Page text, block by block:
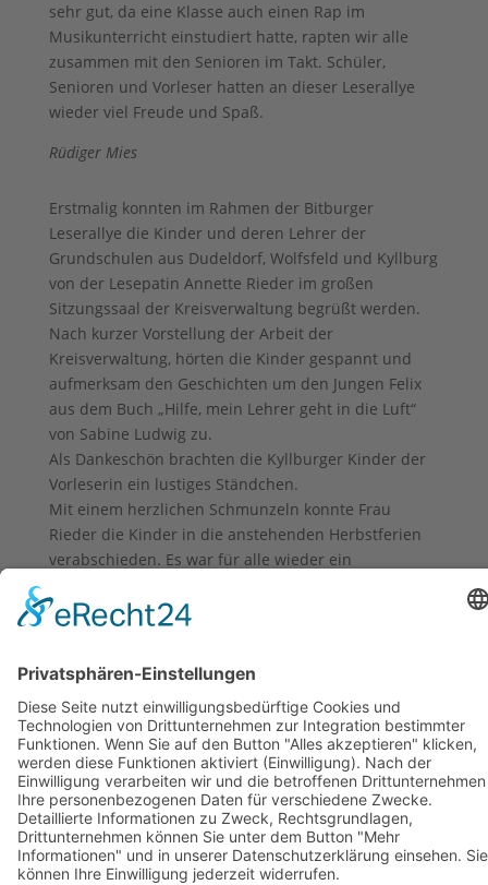
sehr gut, da eine Klasse auch einen Rap im
Musikunterricht einstudiert hatte, rapten wir alle
zusammen mit den Senioren im Takt. Schüler,
Senioren und Vorleser hatten an dieser Leserallye
wieder viel Freude und Spaß.
Rüdiger Mies
Erstmalig konnten im Rahmen der Bitburger
Leserallye die Kinder und deren Lehrer der
Grundschulen aus Dudeldorf, Wolfsfeld und Kyllburg
von der Lesepatin Annette Rieder im großen
Sitzungssaal der Kreisverwaltung begrüßt werden.
Nach kurzer Vorstellung der Arbeit der
Kreisverwaltung, hörten die Kinder gespannt und
aufmerksam den Geschichten um den Jungen Felix
aus dem Buch „Hilfe, mein Lehrer geht in die Luft“
von Sabine Ludwig zu.
Als Dankeschön brachten die Kyllburger Kinder der
Vorleserin ein lustiges Ständchen.
Mit einem herzlichen Schmunzeln konnte Frau
Rieder die Kinder in die anstehenden Herbstferien
verabschieden. Es war für alle wieder ein
Annette Rieder
COOKIE-EINSTELLUNGEN